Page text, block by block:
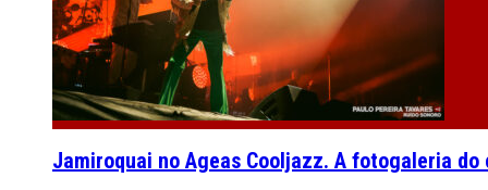
Jamiroquai no Ageas Cooljazz. A fotogaleria do